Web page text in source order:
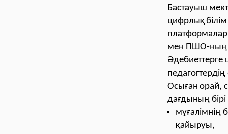
Бастауыш
цифрлық
мен ПШО-ның
Әдебиеттерге
Осыған орай,
дағдының
мұғалімнің
қайыруы,